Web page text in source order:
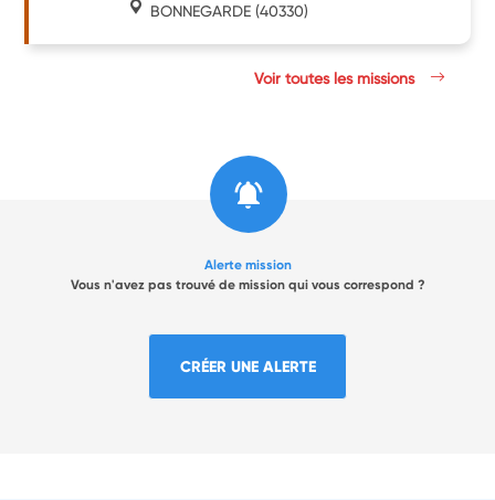
BONNEGARDE (40330)
Voir toutes les missions
Alerte mission
Vous n'avez pas trouvé de mission qui vous correspond ?
CRÉER UNE ALERTE